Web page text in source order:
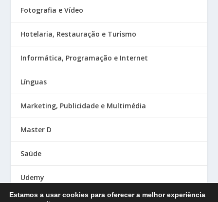
Fotografia e Vídeo
Hotelaria, Restauração e Turismo
Informática, Programação e Internet
Línguas
Marketing, Publicidade e Multimédia
Master D
Saúde
Udemy
Estamos a usar cookies para oferecer a melhor experiência